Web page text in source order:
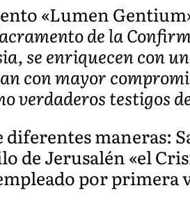
«Lumen
de la
se enriquecen con
con mayor
verdaderos testigos
diferentes maneras:
de Jerusalén «el
por primera